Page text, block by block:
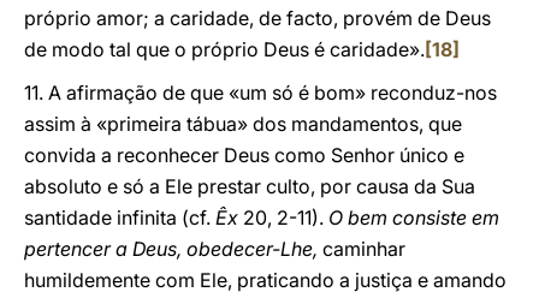
próprio amor; a caridade, de facto, provém de Deus
de modo tal que o próprio Deus é caridade».[18]
11. A afirmação de que «um só é bom» reconduz-nos
assim à «primeira tábua» dos mandamentos, que
convida a reconhecer Deus como Senhor único e
absoluto e só a Ele prestar culto, por causa da Sua
santidade infinita (cf. Êx 20, 2-11). O bem consiste em
pertencer a Deus, obedecer-Lhe, caminhar
humildemente com Ele, praticando a justiça e amando